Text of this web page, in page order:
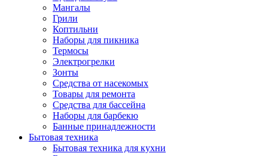
Мангалы
Грили
Коптильни
Наборы для пикника
Термосы
Электрогрелки
Зонты
Средства от насекомых
Товары для ремонта
Средства для бассейна
Наборы для барбекю
Банные принадлежности
Бытовая техника
Бытовая техника для кухни